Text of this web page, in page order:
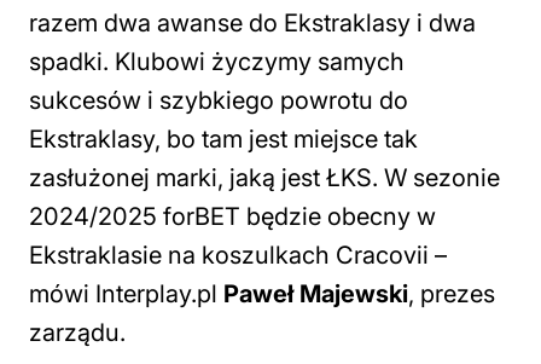
razem dwa awanse do Ekstraklasy i dwa
spadki. Klubowi życzymy samych
sukcesów i szybkiego powrotu do
Ekstraklasy, bo tam jest miejsce tak
zasłużonej marki, jaką jest ŁKS. W sezonie
2024/2025 forBET będzie obecny w
Ekstraklasie na koszulkach Cracovii –
mówi Interplay.pl Paweł Majewski, prezes
zarządu.